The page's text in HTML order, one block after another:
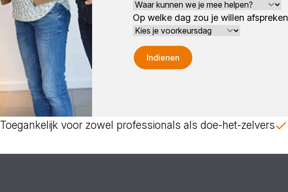
Op welke dag zou je willen afspreken
Indienen
Toegankelijk voor zowel professionals als doe-het-zelvers